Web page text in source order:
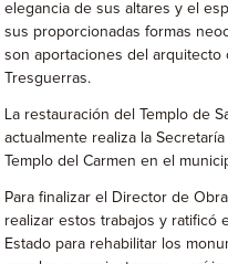
elegancia de sus altares y el
sus proporcionadas formas
son aportaciones del arquitecto
Tresguerras.
La restauración del Templo de
actualmente realiza la
Templo del Carmen en el
Para finalizar el Director de
realizar estos trabajos y ratificó
Estado para rehabilitar los